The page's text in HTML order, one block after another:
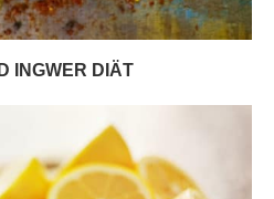
INGWER DIÄT